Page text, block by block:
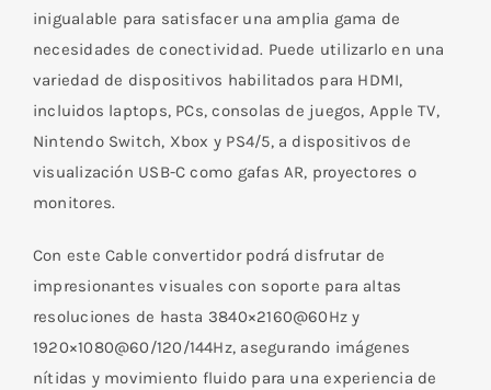
inigualable para satisfacer una amplia gama de
necesidades de conectividad. Puede utilizarlo en una
variedad de dispositivos habilitados para HDMI,
incluidos laptops, PCs, consolas de juegos, Apple TV,
Nintendo Switch, Xbox y PS4/5, a dispositivos de
visualización USB-C como gafas AR, proyectores o
monitores.
Con este Cable convertidor podrá disfrutar de
impresionantes visuales con soporte para altas
resoluciones de hasta 3840×2160@60Hz y
1920×1080@60/120/144Hz, asegurando imágenes
nítidas y movimiento fluido para una experiencia de